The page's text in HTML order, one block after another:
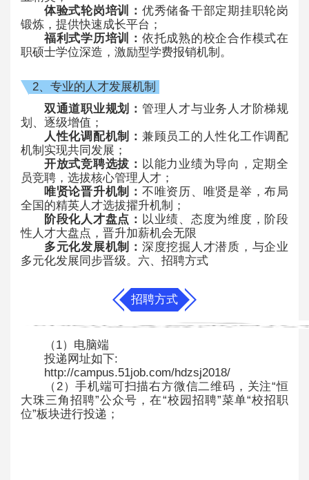
体验式轮岗培训： 优秀储备干部定期挂职轮岗
锻炼，提供快速成长平台；
福利式学历培训： 依托成熟的校企合作模式在
职硕士学位深造，激励型学费报销机制。
2、专业的人才发展机制
双通道职业规划： 管理人才与业务人才阶梯规
划、逐级增值；
人性化调配机制： 兼顾员工的人性化工作调配
机制实现共同发展；
开放式竞聘选拔： 以能力业绩为导向，定期全
员竞聘，选拔核心管理人才；
唯贤论晋升机制： 不唯资历、唯贤是举，布局
全国的精英人才选拔擢升机制；
阶段化人才盘点： 以业绩、态度为维度，阶段
性人才大盘点，晋升加薪机会无限
多元化发展机制： 深度挖掘人才潜质，与企业
多元化发展同步晋级。六、招聘方式
招聘方式
（1）电脑端
投递网址如下:
http://campus.51job.com/hdzsj2018/
（2）手机端可扫描右方微信二维码，关注“恒
大珠三角招聘”公众号，在“校园招聘”菜单“校招职
位”板块进行投递；